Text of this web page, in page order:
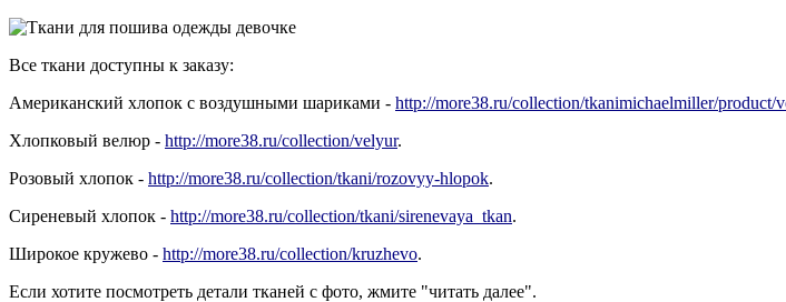
Все ткани доступны к заказу:
Американский хлопок с воздушными шариками - http://more38.ru/collection/tkanimichaelmiller/product/
Хлопковый велюр - http://more38.ru/collection/velyur.
Розовый хлопок - http://more38.ru/collection/tkani/rozovyy-hlopok.
Сиреневый хлопок - http://more38.ru/collection/tkani/sirenevaya_tkan.
Широкое кружево - http://more38.ru/collection/kruzhevo.
Если хотите посмотреть детали тканей с фото, жмите "читать далее".